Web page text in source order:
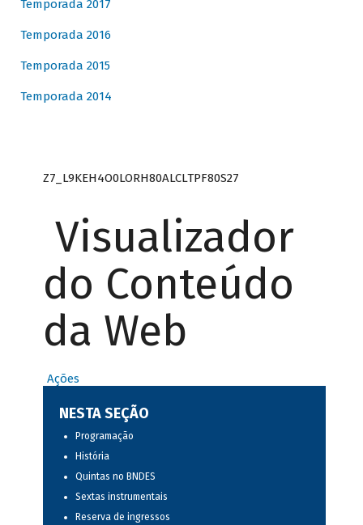
Temporada 2017
Temporada 2016
Temporada 2015
Temporada 2014
Z7_L9KEH4O0LORH80ALCLTPF80S27
Visualizador
do Conteúdo
da Web
Ações
NESTA SEÇÃO
Programação
História
Quintas no BNDES
Sextas instrumentais
Reserva de ingressos